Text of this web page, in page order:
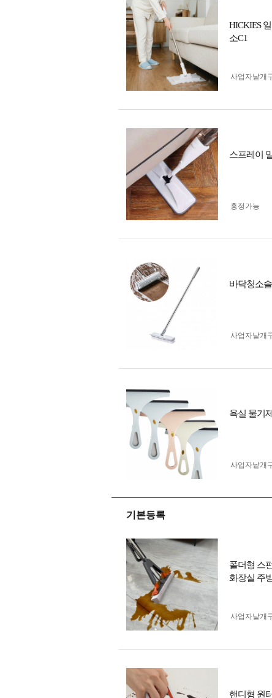
HICKIES
소C1
사업자 낱개
스프레이
흥정가능
바닥청소
사업자 낱개
욕실 물기
사업자 낱개
기본등록
폴더형 스
화장실 주
사업자 낱개
핸디형 원